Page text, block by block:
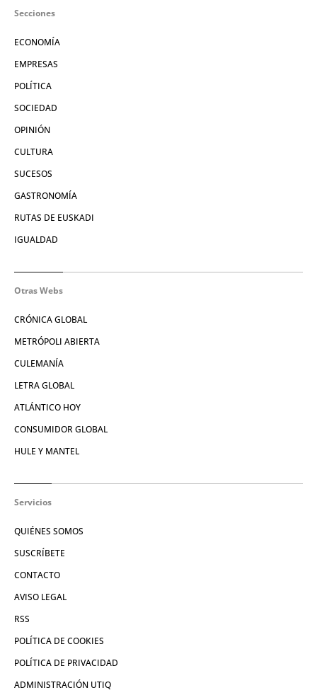
Secciones
ECONOMÍA
EMPRESAS
POLÍTICA
SOCIEDAD
OPINIÓN
CULTURA
SUCESOS
GASTRONOMÍA
RUTAS DE EUSKADI
IGUALDAD
Otras Webs
CRÓNICA GLOBAL
METRÓPOLI ABIERTA
CULEMANÍA
LETRA GLOBAL
ATLÁNTICO HOY
CONSUMIDOR GLOBAL
HULE Y MANTEL
Servicios
QUIÉNES SOMOS
SUSCRÍBETE
CONTACTO
AVISO LEGAL
RSS
POLÍTICA DE COOKIES
POLÍTICA DE PRIVACIDAD
ADMINISTRACIÓN UTIQ